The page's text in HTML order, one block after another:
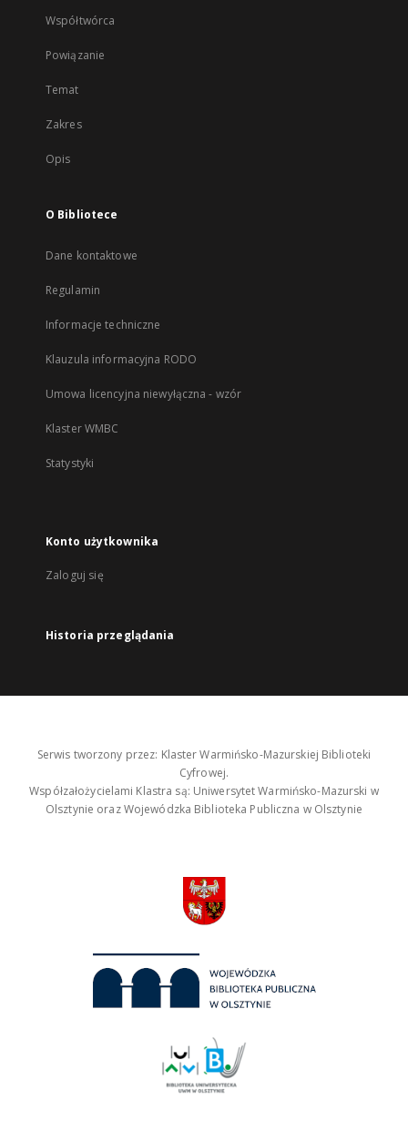
Współtwórca
Powiązanie
Temat
Zakres
Opis
O Bibliotece
Dane kontaktowe
Regulamin
Informacje techniczne
Klauzula informacyjna RODO
Umowa licencyjna niewyłączna - wzór
Klaster WMBC
Statystyki
Konto użytkownika
Zaloguj się
Historia przeglądania
Serwis tworzony przez: Klaster Warmińsko-Mazurskiej Biblioteki
Cyfrowej.
Współzałożycielami Klastra są: Uniwersytet Warmińsko-Mazurski w
Olsztynie oraz Wojewódzka Biblioteka Publiczna w Olsztynie